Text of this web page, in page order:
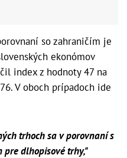
so zahraničím je
ekonómov
index z hodnoty 47 na
V oboch prípadoch ide
trhoch sa v porovnaní s
dlhopisové trhy,"